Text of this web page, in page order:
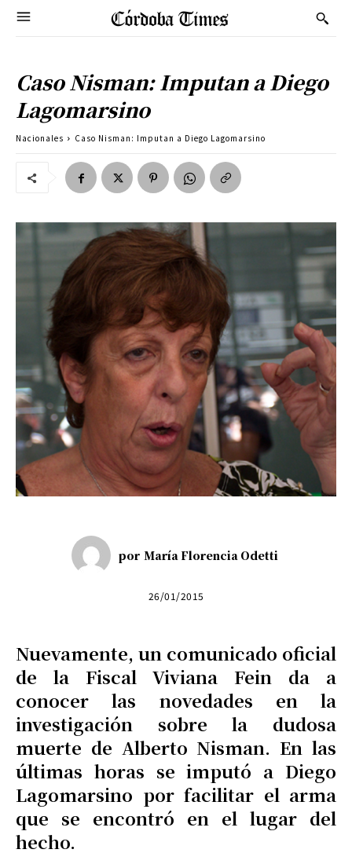
Caso Nisman: Imputan a Diego
Lagomarsino
Nacionales Caso Nisman: Imputan a Diego Lagomarsino
por María Florencia Odetti
26/01/2015
Nuevamente, un comunicado oficial
de la Fiscal Viviana Fein da a
conocer las novedades en la
investigación sobre la dudosa
muerte de Alberto Nisman. En las
últimas horas se imputó a Diego
Lagomarsino por facilitar el arma
que se encontró en el lugar del
hecho.